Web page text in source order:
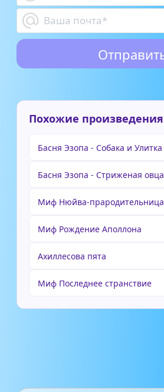
Похожие произведения
Басня Эзопа - Собака и Улитка
Басня Эзопа - Стриженая овца
Миф Нюйва-прародительница
Миф Рождение Аполлона
Ахиллесова пята
Миф Последнее странствие